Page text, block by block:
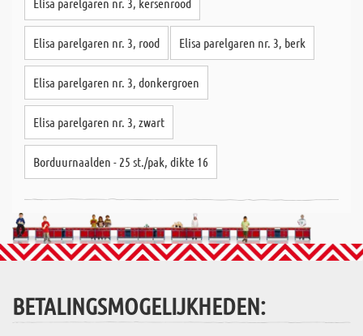
Elisa parelgaren nr. 3, rood Elisa parelgaren nr. 3, berk
Elisa parelgaren nr. 3, donkergroen
Elisa parelgaren nr. 3, zwart
Borduurnaalden - 25 st./pak, dikte 16
BETALINGSMOGELIJKHEDEN: